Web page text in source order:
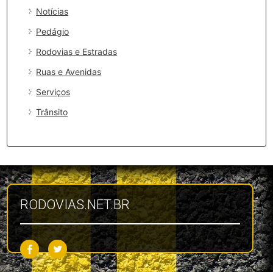
Notícias
Pedágio
Rodovias e Estradas
Ruas e Avenidas
Serviços
Trânsito
RODOVIAS.NET.BR